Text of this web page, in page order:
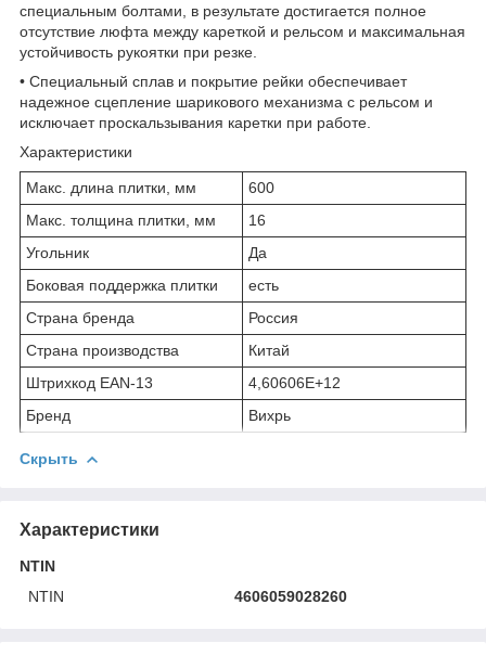
специальным болтами, в результате достигается полное
отсутствие люфта между кареткой и рельсом и максимальная
устойчивость рукоятки при резке.
• Специальный сплав и покрытие рейки обеспечивает
надежное сцепление шарикового механизма с рельсом и
исключает проскальзывания каретки при работе.
Характеристики
Макс. длина плитки, мм
600
Макс. толщина плитки, мм
16
Угольник
Да
Боковая поддержка плитки
есть
Страна бренда
Россия
Страна производства
Китай
Штрихкод EAN-13
4,60606E+12
Бренд
Вихрь
Скрыть
Характеристики
NTIN
NTIN
4606059028260